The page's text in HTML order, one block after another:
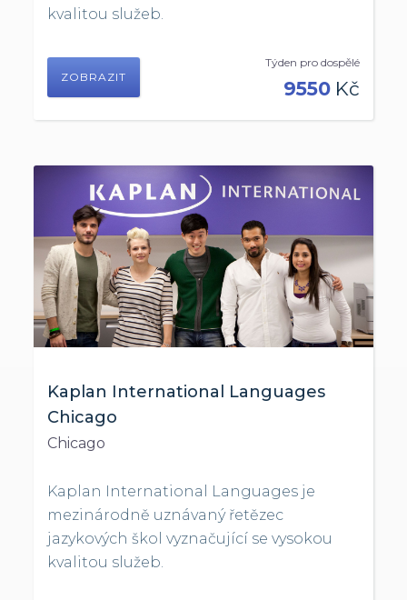
kvalitou služeb.
ZOBRAZIT
Týden pro dospělé
9550 Kč
Kaplan International Languages
Chicago
Chicago
Kaplan International Languages je
mezinárodně uznávaný řetězec
jazykových škol vyznačující se vysokou
kvalitou služeb.